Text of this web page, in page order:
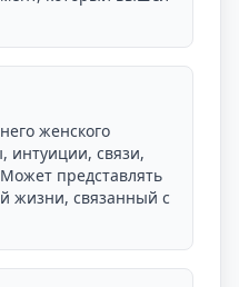
женского
интуиции, связи,
представлять
жизни, связанный с